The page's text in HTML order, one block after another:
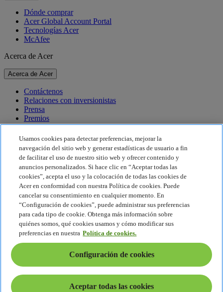
Dónde comprar
Acer Global Account Portal
Tecnologías Acer
McAfee
Acerca de Acer
Acerca de Acer
Contáctenos
Relaciones con inversionistas
Prensa
Premios
Eventos
Sostenibilidad
Sostenibilidad
Responsabilidad social corporativa
Huella de carbono del producto
Proyecto Humanity
Earthion
Política de privacidad
Política de cookies
Aviso legal
Información legal adicional
Política de accesibilidad
Configuración de cookies
América Latina - Español
Usamos cookies para detectar preferencias, mejorar la
navegación del sitio web y generar estadísticas de usuario a fin
de facilitar el uso de nuestro sitio web y ofrecer contenido y
anuncios personalizados. Si hace clic en “Aceptar todas las
cookies”, acepta el uso y la colocación de todas las cookies de
Acer en conformidad con nuestra Política de cookies. Puede
cancelar su consentimiento en cualquier momento. En
“Configuración de cookies”, puede administrar sus preferencias
para cada tipo de cookie. Obtenga más información sobre
quiénes somos, qué cookies usamos y cómo modificar sus
preferencias en nuestra Política de cookies.
Configuración de cookies
Aceptar todas las cookies